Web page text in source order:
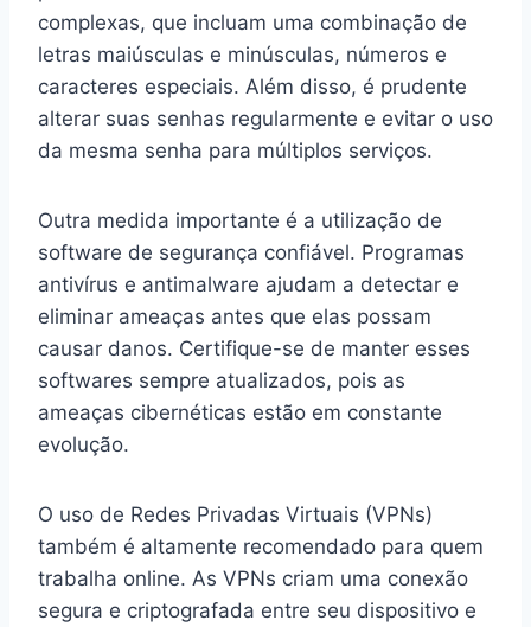
complexas, que incluam uma combinação de
letras maiúsculas e minúsculas, números e
caracteres especiais. Além disso, é prudente
alterar suas senhas regularmente e evitar o uso
da mesma senha para múltiplos serviços.
Outra medida importante é a utilização de
software de segurança confiável. Programas
antivírus e antimalware ajudam a detectar e
eliminar ameaças antes que elas possam
causar danos. Certifique-se de manter esses
softwares sempre atualizados, pois as
ameaças cibernéticas estão em constante
evolução.
O uso de Redes Privadas Virtuais (VPNs)
também é altamente recomendado para quem
trabalha online. As VPNs criam uma conexão
segura e criptografada entre seu dispositivo e